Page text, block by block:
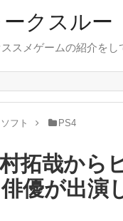
クスルー
スメゲームの紹介をし
フト PS4
村拓哉か
優が出演